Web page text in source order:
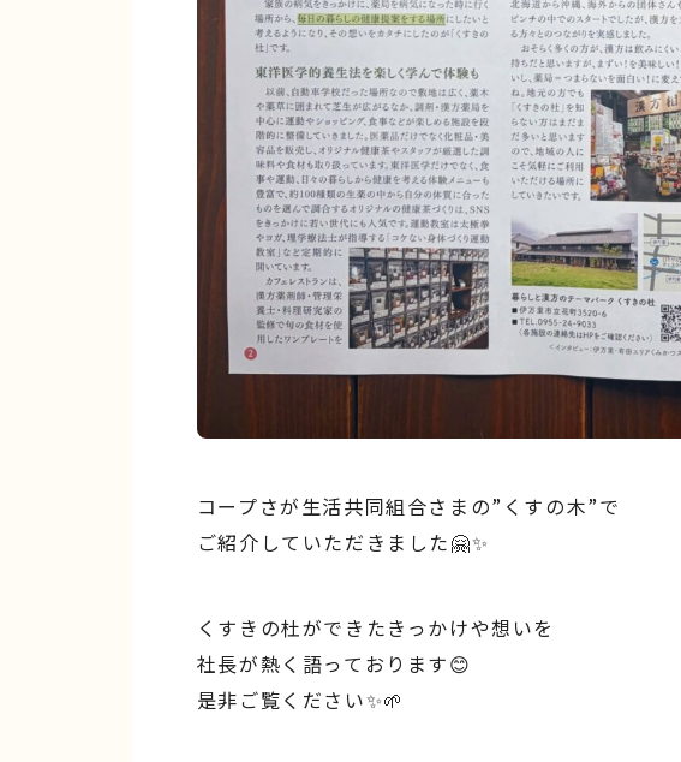
コープさが生活共同組合さまの”くすの木”で
ご紹介していただきました🤗✨
くすきの杜ができたきっかけや想いを
社長が熱く語っております😊
是非ご覧ください✨🌱